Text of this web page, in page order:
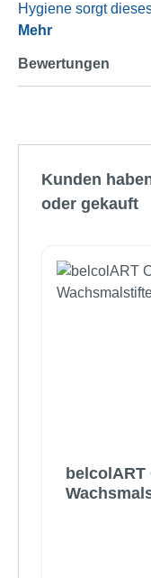
Hygiene sorgt
Mehr
Bewertungen
Kunden
oder gekauft
belcolART